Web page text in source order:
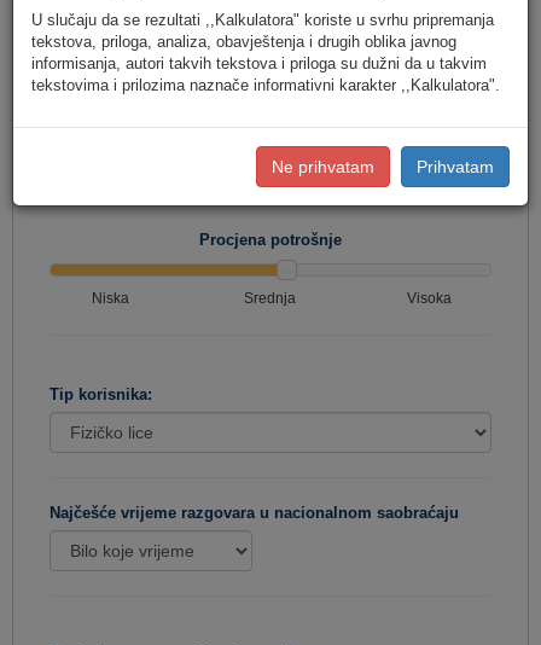
Jednostavan unos
(Za jednostavan unos raspodjela
korisnika u Crnoj Gori.)
(Za definisanje raspodjele saobraćaja prema
konkretnim destinacijama, koristite detaljan unos potrošnje.)
Procjena potrošnje
Niska Srednja Visoka
Tip korisnika:
Najčešće vrijeme razgovara u nacionalnom saobraćaju
U slučaju da se rezultati ,,Kalkulatora" koriste u svrhu pripremanja
tekstova, priloga, analiza, obavještenja i drugih oblika javnog
informisanja, autori takvih tekstova i priloga su dužni da u takvim
tekstovima i prilozima naznače informativni karakter ,,Kalkulatora".
Ne prihvatam Prihvatam